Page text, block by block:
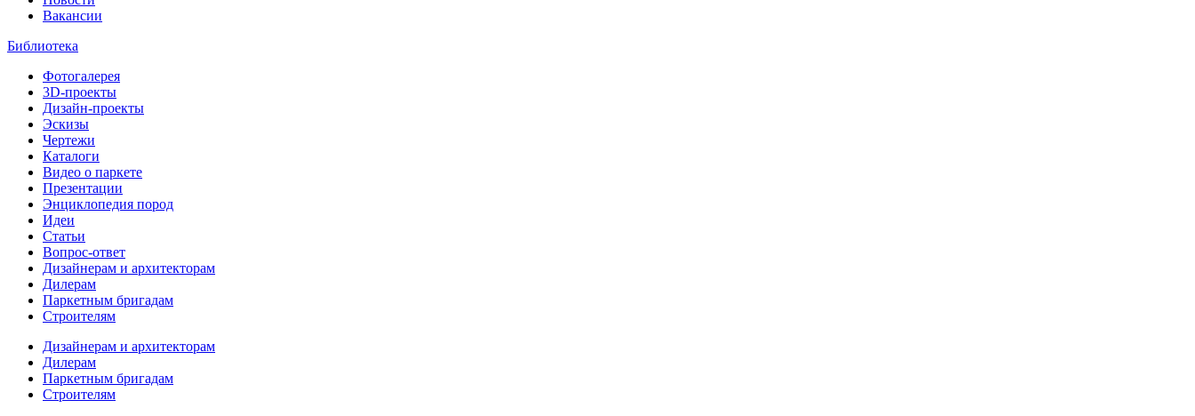
Вакансии
Библиотека
Фотогалерея
3D-проекты
Дизайн-проекты
Эскизы
Чертежи
Каталоги
Видео о паркете
Презентации
Энциклопедия пород
Идеи
Статьи
Вопрос-ответ
Дизайнерам и архитекторам
Дилерам
Паркетным бригадам
Строителям
Дизайнерам и архитекторам
Дилерам
Паркетным бригадам
Строителям